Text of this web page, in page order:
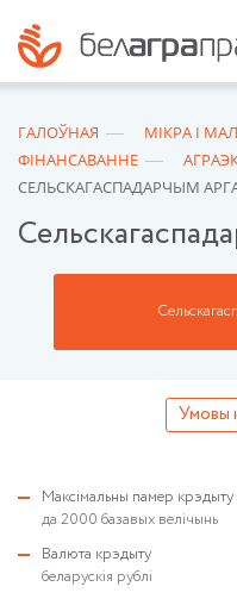
ГАЛОЎНАЯ
МIКРА I
ФІНАНСАВАННЕ
СЕЛЬСКАГАСПАДАРЧЫМ
Умовы
Максімальны памер крэдыту
да 2000 базавых велічынь
Валюта крэдыту
беларускія рублі